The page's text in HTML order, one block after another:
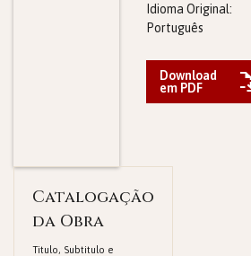
Idioma Original:
Português
Download
em PDF
Catalogação
da Obra
Titulo, Subtitulo e